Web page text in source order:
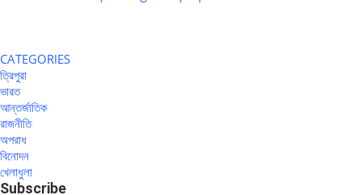
CATEGORIES
ত্রিপুরা
ভারত
আন্তর্জাতিক
রাজনীতি
অপরাধ
বিনোদন
খেলাধুলা
Subscribe